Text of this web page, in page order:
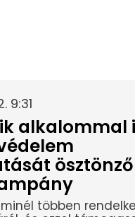
9:31
alkalommal
többen